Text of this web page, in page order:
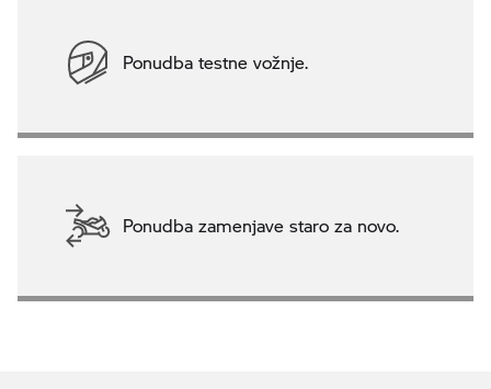
Ponudba testne vožnje.
Ponudba zamenjave staro za novo.